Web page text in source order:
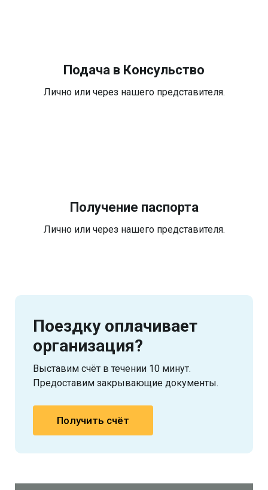
Подача в Консульство
Лично или через нашего представителя.
Получение паспорта
Лично или через нашего представителя.
Поездку оплачивает
организация?
Выставим счёт в течении 10 минут.
Предоставим закрывающие документы.
Получить счёт